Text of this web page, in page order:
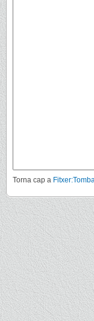
Torna cap a